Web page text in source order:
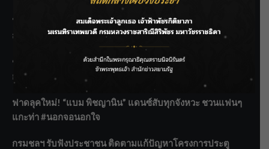
“MARQUISE (มาร์คีส์) บุกตลาดโกลบอลต่อเนื่อง ส่งซิงเกิลที่
สอง “IRONIC” เปลี่ยนความเจ็บให้กลายเป็นการเอาคืน”
ชลประทานเชียงใหม่เร่งพร่องน้ำแม่น้ำปิง รับมวลน้ำเหนือ ย้ำ
ยังไม่ล้นตลิ่ง
ฟาดลุคใหม่! “แบม พิชญานิน” แดนซ์สับทุกจังหวะ ชวนแฟนๆ
แกะท่า #นอกจอนอกใจ
กรมชลฯ รับฟังประชาชน ติดตามแก้ปัญหาโครงการประตู